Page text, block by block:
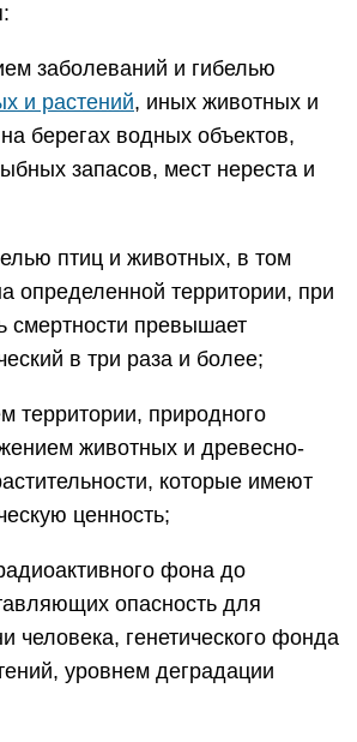
заболеваний и гибелью
и растений, иных животных и
берегах водных объектов,
запасов, мест нереста и
птиц и животных, в том
определенной территории, при
смертности превышает
в три раза и более;
территории, природного
животных и древесно-
которые имеют
ценность;
фона до
опасность для
человека, генетического фонда
уровнем деградации